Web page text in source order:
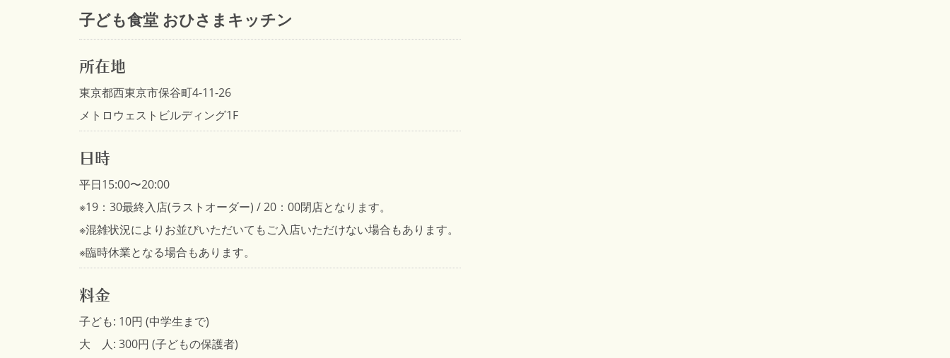
子ども食堂 おひさまキッチン
所在地
東京都西東京市保谷町4-11-26
メトロウェストビルディング1F
日時
平日15:00〜20:00
※19：30最終入店(ラストオーダー) / 20：00閉店となります。
※混雑状況によりお並びいただいてもご入店いただけない場合もあります。
※臨時休業となる場合もあります。
料金
子ども: 10円 (中学生まで)
大 人: 300円 (子どもの保護者)